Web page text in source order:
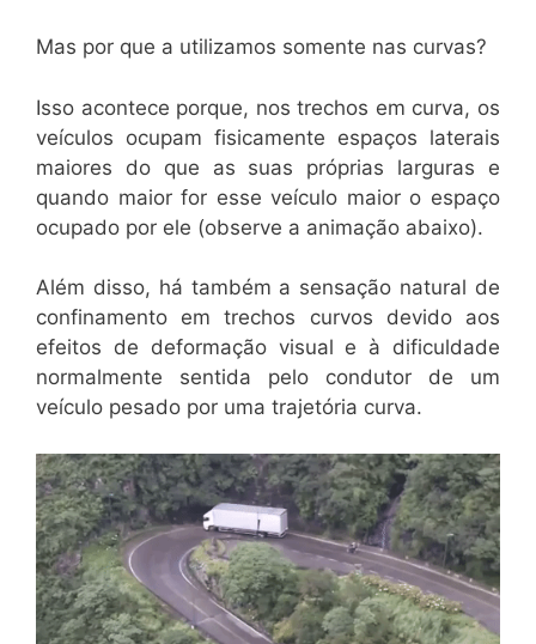
Mas por que a utilizamos somente nas curvas?
Isso acontece porque, nos trechos em curva, os
veículos ocupam fisicamente espaços laterais
maiores do que as suas próprias larguras e
quando maior for esse veículo maior o espaço
ocupado por ele (observe a animação abaixo).
Além disso, há também a sensação natural de
confinamento em trechos curvos devido aos
efeitos de deformação visual e à dificuldade
normalmente sentida pelo condutor de um
veículo pesado por uma trajetória curva.